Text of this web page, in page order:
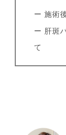
ー 施術
ー 肝斑
て